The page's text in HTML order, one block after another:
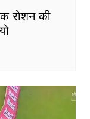
रोशन की